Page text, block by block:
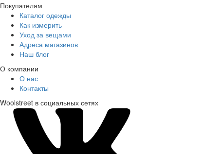
Покупателям
Каталог одежды
Как измерить
Уход за вещами
Адреса магазинов
Наш блог
О компании
О нас
Контакты
Woolstreet в социальных сетях